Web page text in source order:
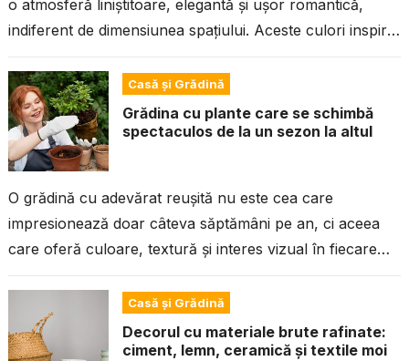
o atmosferă liniștitoare, elegantă și ușor romantică,
indiferent de dimensiunea spațiului. Aceste culori inspiră
Casă și Grădină
Grădina cu plante care se schimbă
spectaculos de la un sezon la altul
O grădină cu adevărat reușită nu este cea care
impresionează doar câteva săptămâni pe an, ci aceea
care oferă culoare, textură și interes vizual în fiecare
Casă și Grădină
Decorul cu materiale brute rafinate:
ciment, lemn, ceramică și textile moi